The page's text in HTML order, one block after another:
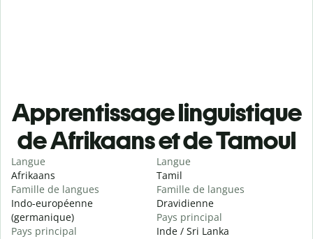
Apprentissage linguistique
de Afrikaans et de Tamoul
Langue
Afrikaans
Famille de langues
Indo-européenne
(germanique)
Pays principal
Langue
Tamil
Famille de langues
Dravidienne
Pays principal
Inde / Sri Lanka